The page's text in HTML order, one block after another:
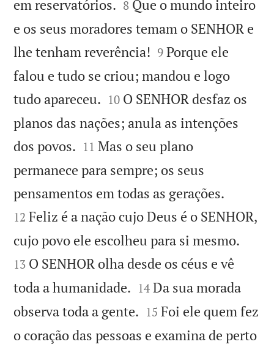
em reservatórios. 

8 Que o mundo inteiro
e os seus moradores temam o SENHOR e
lhe tenham reverência! 

9 Porque ele
falou e tudo se criou; mandou e logo
tudo apareceu. 

10 O SENHOR desfaz os
planos das nações; anula as intenções
dos povos. 

11 Mas o seu plano
permanece para sempre; os seus
pensamentos em todas as gerações.
12 Feliz é a nação cujo Deus é o SENHOR,
cujo povo ele escolheu para si mesmo.
13 O SENHOR olha desde os céus e vê
toda a humanidade. 

14 Da sua morada
observa toda a gente. 

15 Foi ele quem fez
o coração das pessoas e examina de perto